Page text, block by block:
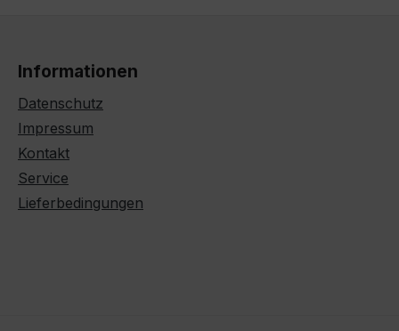
Informationen
Datenschutz
Impressum
Kontakt
Service
Lieferbedingungen